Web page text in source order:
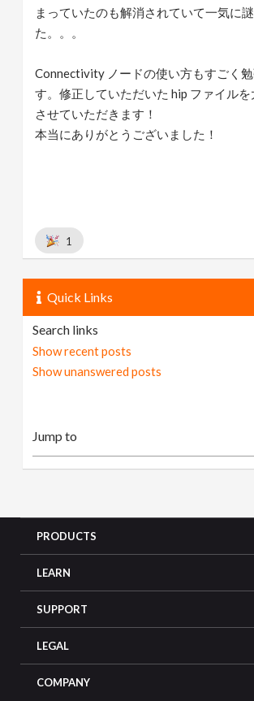
まっていたのも解消されていて一気に
た。。。
Connectivity ノードの使い方もすごく
す。修正していただいた hip ファイル
させていただきます！
本当にありがとうございました！
1
Quick Links
Search links
Show recent posts
Show unanswered posts
PRODUCTS
LEARN
SUPPORT
LEGAL
COMPANY